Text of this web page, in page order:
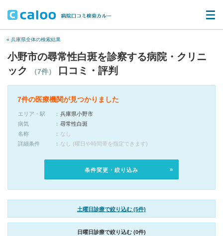
« 兵庫県全体の検索結果
小野市の尋常性白斑を診察する病院・クリニ
ック
（7件） 口コミ・評判
7件の医療機関が見つかりました
エリア・駅
兵庫県小野市
病気
尋常性白斑
名称
なし
詳細条件
なし (曜日や時間帯を指定できます)
条件変更・絞り込み
土曜日診療で絞り込む (5件)
日曜日診療で絞り込む (0件)